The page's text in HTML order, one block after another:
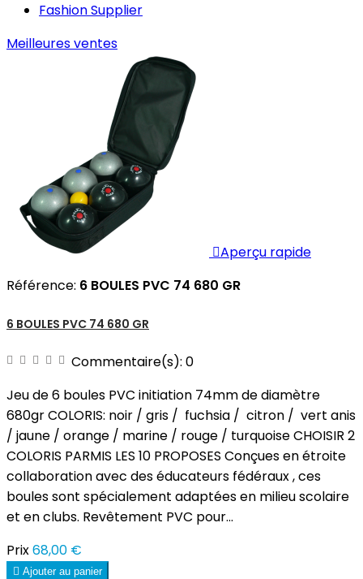
Fashion Supplier
Meilleures ventes
Aperçu rapide
Référence: 6 BOULES PVC 74 680 GR
6 BOULES PVC 74 680 GR
Commentaire(s): 0
Jeu de 6 boules PVC initiation 74mm de diamètre
680gr COLORIS: noir / gris / fuchsia / citron / vert anis
/ jaune / orange / marine / rouge / turquoise CHOISIR 2
COLORIS PARMIS LES 10 PROPOSES Conçues en étroite
collaboration avec des éducateurs fédéraux , ces
boules sont spécialement adaptées en milieu scolaire
et en clubs. Revêtement PVC pour...
Prix68,00 €
 Ajouter au panier